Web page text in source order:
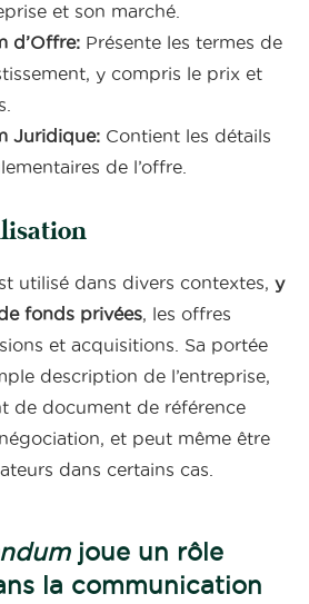
et son marché.
d’Offre: Présente les termes de
y compris le prix et
Juridique: Contient les détails
de l’offre.
utilisé dans divers contextes, y
fonds privées, les offres
et acquisitions. Sa portée
description de l’entreprise,
de document de référence
et peut même être
dans certains cas.
joue un rôle
la communication